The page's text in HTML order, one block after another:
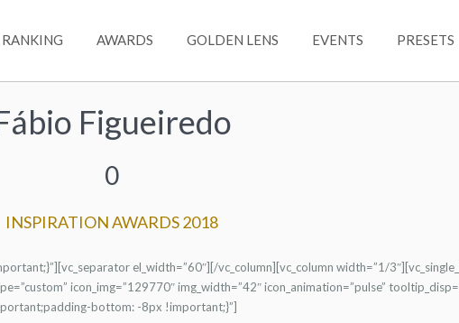
RANKING AWARDS GOLDEN LENS EVENTS PRESETS
Figueiredo
0
INSPIRATION AWARDS 2018
el_width=”60″][/vc_column][vc_column width=”1/
icon_img=”129770″ img_width=”42″ icon_animation=”pulse”
bottom: -8px !important;}”]